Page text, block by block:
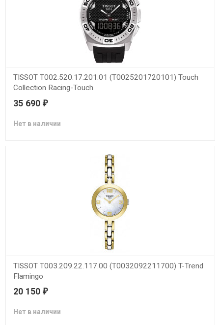
TISSOT T002.520.17.201.01 (T0025201720101) Touch
Collection Racing-Touch
35 690 ₽
Нет в наличии
TISSOT T003.209.22.117.00 (T0032092211700) T-Trend
Flamingo
20 150 ₽
Нет в наличии